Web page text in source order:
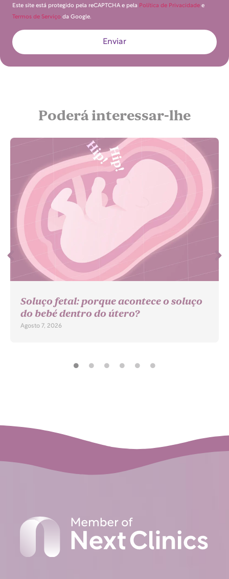
Este site está protegido pela reCAPTCHA e pela Política de Privacidade e
Termos de Serviço da Google.
Enviar
Poderá interessar-lhe
Soluço fetal: porque acontece o soluço
do bebé dentro do útero?
Agosto 7, 2026